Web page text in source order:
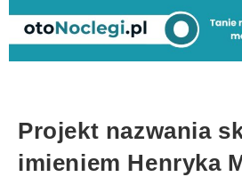
Projekt nazwania
imieniem Henryka